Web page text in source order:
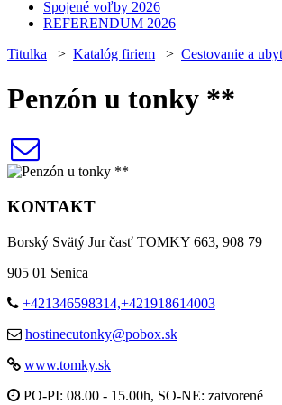
Spojené voľby 2026
REFERENDUM 2026
Titulka > Katalóg firiem > Cestovanie a
Penzón u tonky **
KONTAKT
Borský Svätý Jur časť TOMKY 663, 908 79
905 01 Senica
+421346598314,+421918614003
hostinecutonky@pobox.sk
www.tomky.sk
PO-PI: 08.00 - 15.00h, SO-NE: zatvorené